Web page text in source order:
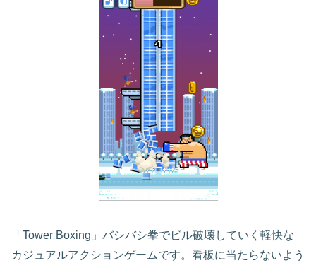
「Tower Boxing」バシバシ拳でビル破壊していく軽快な
カジュアルアクションゲームです。看板に当たらないよう